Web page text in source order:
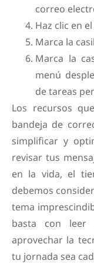
correo
Haz clic en
Marca la
Marca la
menú
de tareas
Los recursos
bandeja de
simplificar y
revisar tus
en la vida, el
debemos
tema
basta con leer
aprovechar la
tu jornada sea